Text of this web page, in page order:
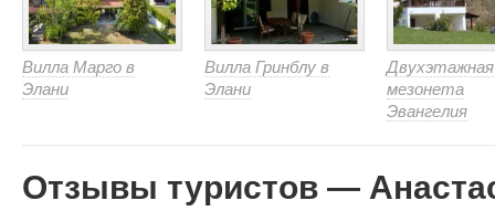
Вилла Марго в
Элани
Вилла Гринблу в
Элани
Двухэтажная
мезонета
Эвангелия
Отзывы туристов —